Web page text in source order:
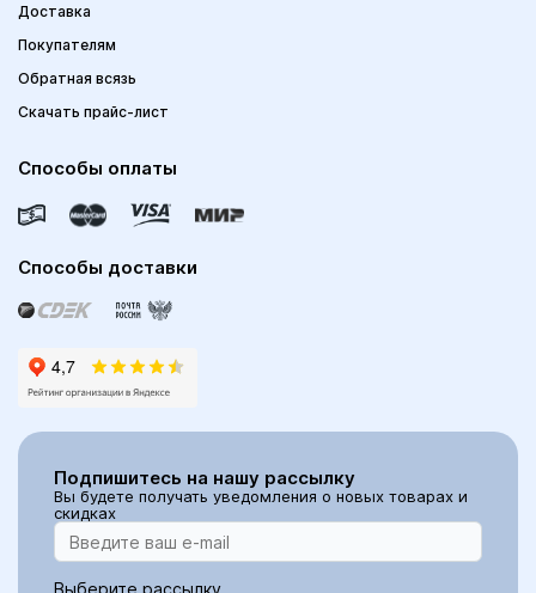
Доставка
Покупателям
Обратная всязь
Скачать прайс-лист
Способы оплаты
Способы доставки
Подпишитесь на нашу рассылку
Вы будете получать уведомления о новых товарах и
скидках
Выберите рассылку